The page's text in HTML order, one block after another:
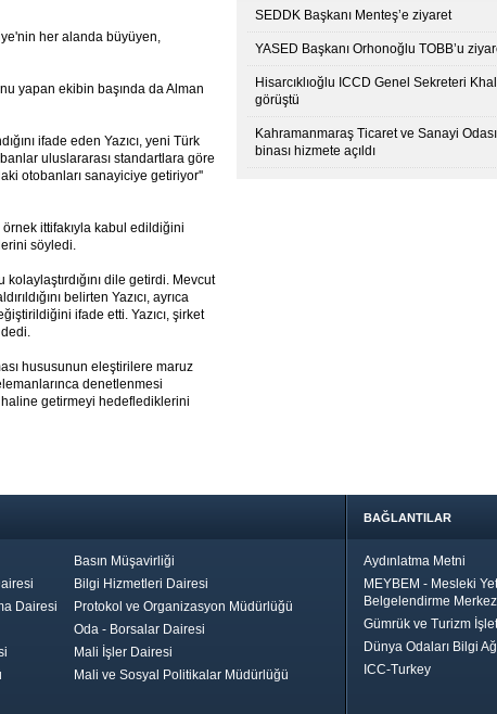
her alanda büyüyen,
yapan ekibin başında da Alman
ifade eden Yazıcı, yeni Türk
uluslararası standartlara göre
otobanları sanayiciye getiriyor''
ittifakıyla kabul edildiğini
söyledi.
dile getirdi. Mevcut
belirten Yazıcı, ayrıca
ifade etti. Yazıcı, şirket
hususunun eleştirilere maruz
denetlenmesi
haline getirmeyi hedeflediklerini
SEDDK Başkanı Menteş’e ziyaret
YASED Başkanı Orhonoğlu TOBB’u
Hisarcıklıoğlu ICCD Genel Sekreteri
görüştü
Kahramanmaraş Ticaret ve Sanayi
binası hizmete açıldı
Basın Müşavirliği
Bilgi Hizmetleri Dairesi
Dairesi
Protokol ve Organizasyon Müdürlüğü
Oda - Borsalar Dairesi
Mali İşler Dairesi
Mali ve Sosyal Politikalar Müdürlüğü
BAĞLANTILAR
Aydınlatma Metni
MEYBEM - Mesleki
Belgelendirme
Gümrük ve Turizm
Dünya Odaları Bilgi
ICC-Turkey